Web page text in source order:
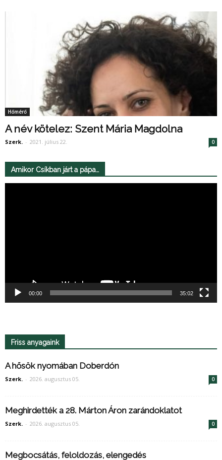
Hőmérő
A név kötelez: Szent Mária Magdolna
Szerk. - 2021. július 22. 0
Amikor Csíkban járt a pápa…
00:00 35:02
Friss anyagaink
A hősök nyomában Doberdón
Szerk. - 2026. augusztus 05. 0
Meghirdették a 28. Márton Áron zarándoklatot
Szerk. - 2026. augusztus 05. 0
Megbocsátás, feloldozás, elengedés